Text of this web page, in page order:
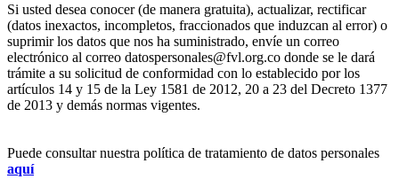
Si usted desea conocer (de manera gratuita), actualizar, rectificar
(datos inexactos, incompletos, fraccionados que induzcan al error) o
suprimir los datos que nos ha suministrado, envíe un correo
electrónico al correo datospersonales@fvl.org.co donde se le dará
trámite a su solicitud de conformidad con lo establecido por los
artículos 14 y 15 de la Ley 1581 de 2012, 20 a 23 del Decreto 1377
de 2013 y demás normas vigentes.
Puede consultar nuestra política de tratamiento de datos personales
aquí